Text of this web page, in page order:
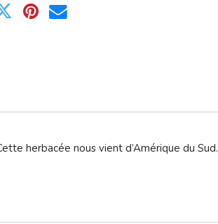
herbacée nous vient d’Amérique du Sud.